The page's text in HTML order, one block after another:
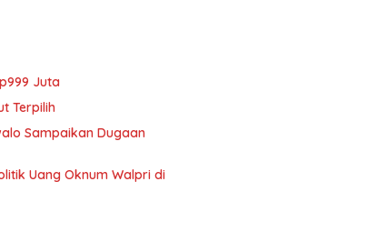
Juta
Terpilih
Sampaikan Dugaan
Uang Oknum Walpri di